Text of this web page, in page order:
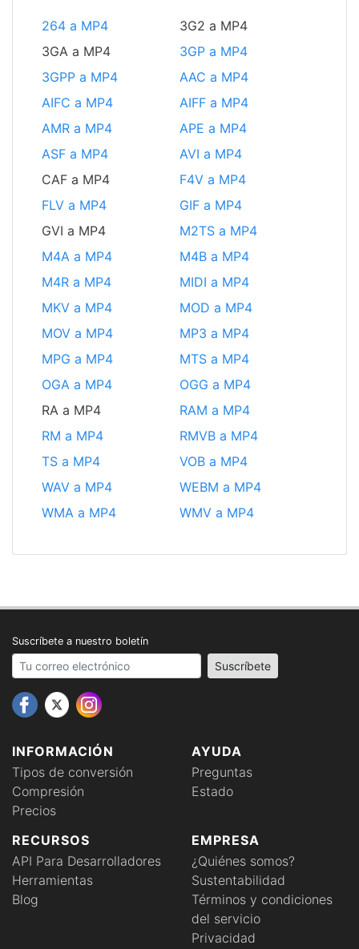
264 a MP4
3G2 a MP4
3GA a MP4
3GP a MP4
3GPP a MP4
AAC a MP4
AIFC a MP4
AIFF a MP4
AMR a MP4
APE a MP4
ASF a MP4
AVI a MP4
CAF a MP4
F4V a MP4
FLV a MP4
GIF a MP4
GVI a MP4
M2TS a MP4
M4A a MP4
M4B a MP4
M4R a MP4
MIDI a MP4
MKV a MP4
MOD a MP4
MOV a MP4
MP3 a MP4
MPG a MP4
MTS a MP4
OGA a MP4
OGG a MP4
RA a MP4
RAM a MP4
RM a MP4
RMVB a MP4
TS a MP4
VOB a MP4
WAV a MP4
WEBM a MP4
WMA a MP4
WMV a MP4
INFORMACIÓN
Tipos de conversión
Compresión
Precios
AYUDA
Preguntas
Estado
RECURSOS
API Para Desarrolladores
Herramientas
Blog
EMPRESA
¿Quiénes somos?
Sustentabilidad
Términos y condiciones
del servicio
Privacidad
Suscríbete a nuestro boletín
Your email address Suscríbete